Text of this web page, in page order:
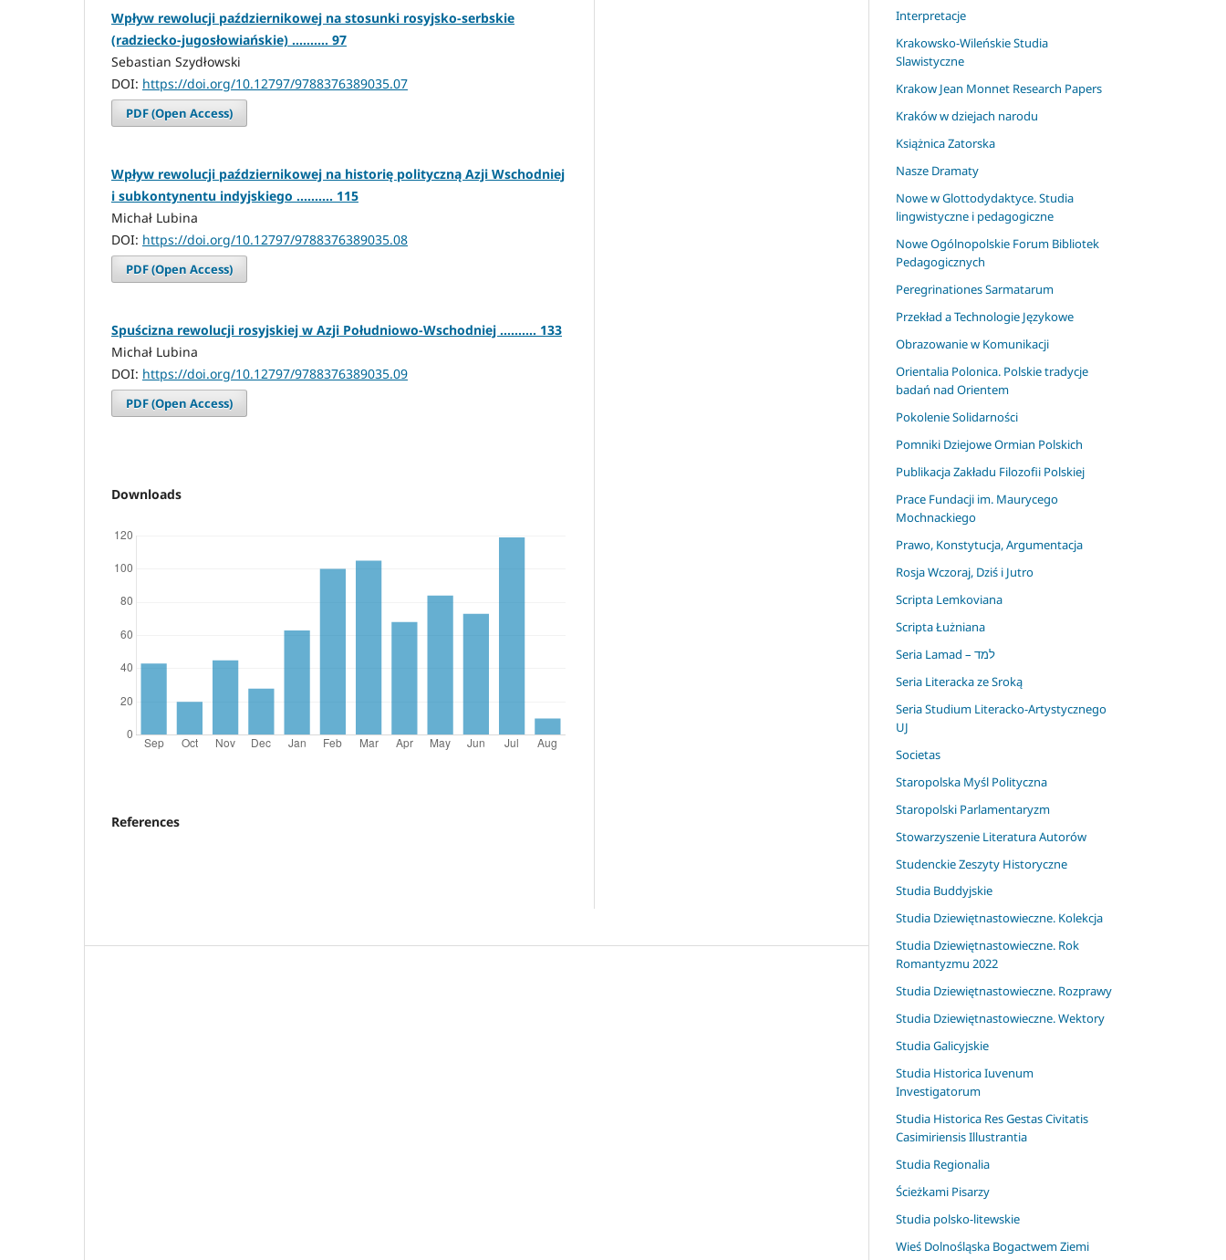
Wpływ rewolucji październikowej na stosunki rosyjsko-serbskie
(radziecko-jugosłowiańskie) .......... 97
Sebastian Szydłowski
DOI: https://doi.org/10.12797/9788376389035.07
PDF (Open Access)
Wpływ rewolucji październikowej na historię polityczną Azji Wschodniej
i subkontynentu indyjskiego .......... 115
Michał Lubina
DOI: https://doi.org/10.12797/9788376389035.08
PDF (Open Access)
Spuścizna rewolucji rosyjskiej w Azji Południowo-Wschodniej .......... 133
Michał Lubina
DOI: https://doi.org/10.12797/9788376389035.09
PDF (Open Access)
Downloads
References
Interpretacje
Krakowsko-Wileńskie Studia
Slawistyczne
Krakow Jean Monnet Research Papers
Kraków w dziejach narodu
Książnica Zatorska
Nasze Dramaty
Nowe w Glottodydaktyce. Studia
lingwistyczne i pedagogiczne
Nowe Ogólnopolskie Forum Bibliotek
Pedagogicznych
Peregrinationes Sarmatarum
Przekład a Technologie Językowe
Obrazowanie w Komunikacji
Orientalia Polonica. Polskie tradycje
badań nad Orientem
Pokolenie Solidarności
Pomniki Dziejowe Ormian Polskich
Publikacja Zakładu Filozofii Polskiej
Prace Fundacji im. Maurycego
Mochnackiego
Prawo, Konstytucja, Argumentacja
Rosja Wczoraj, Dziś i Jutro
Scripta Lemkoviana
Scripta Łużniana
Seria Lamad – למד
Seria Literacka ze Sroką
Seria Studium Literacko-Artystycznego
UJ
Societas
Staropolska Myśl Polityczna
Staropolski Parlamentaryzm
Stowarzyszenie Literatura Autorów
Studenckie Zeszyty Historyczne
Studia Buddyjskie
Studia Dziewiętnastowieczne. Kolekcja
Studia Dziewiętnastowieczne. Rok
Romantyzmu 2022
Studia Dziewiętnastowieczne. Rozprawy
Studia Dziewiętnastowieczne. Wektory
Studia Galicyjskie
Studia Historica Iuvenum
Investigatorum
Studia Historica Res Gestas Civitatis
Casimiriensis Illustrantia
Studia Regionalia
Ścieżkami Pisarzy
Studia polsko-litewskie
Wieś Dolnośląska Bogactwem Ziemi